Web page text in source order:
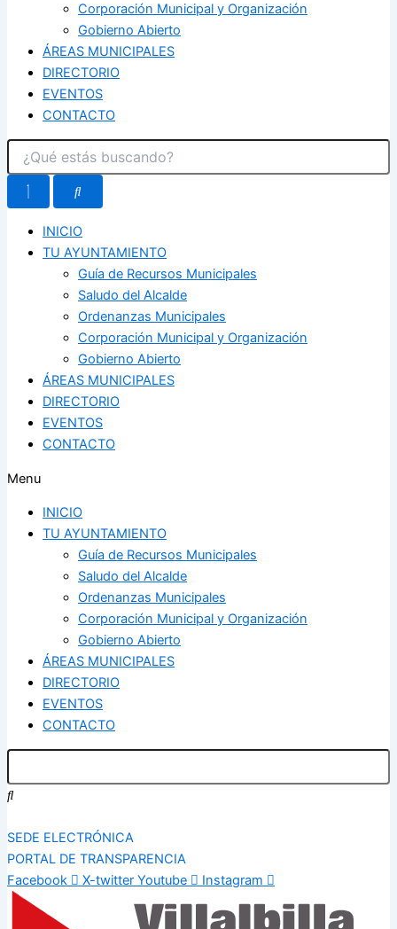
Corporación Municipal y Organización
Gobierno Abierto
ÁREAS MUNICIPALES
DIRECTORIO
EVENTOS
CONTACTO
INICIO
TU AYUNTAMIENTO
Guía de Recursos Municipales
Saludo del Alcalde
Ordenanzas Municipales
Corporación Municipal y Organización
Gobierno Abierto
ÁREAS MUNICIPALES
DIRECTORIO
EVENTOS
CONTACTO
Menu
INICIO
TU AYUNTAMIENTO
Guía de Recursos Municipales
Saludo del Alcalde
Ordenanzas Municipales
Corporación Municipal y Organización
Gobierno Abierto
ÁREAS MUNICIPALES
DIRECTORIO
EVENTOS
CONTACTO
SEDE ELECTRÓNICA
PORTAL DE TRANSPARENCIA
Facebook
X-twitter Youtube Instagram